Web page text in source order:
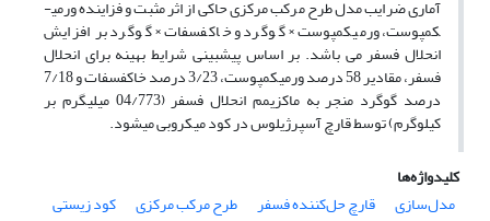
آماری ضرایب مدل طرح مرکب مرکزی حاکی از اثر مثبت و فزاینده ورمی­
کمپوست، ورمی­کمپوست × گوگرد و خاک­فسفات × گوگرد بر افزایش
انحلال فسفر می باشد. بر اساس پیش­بینی شرایط بهینه برای انحلال
فسفر، مقادیر 58 درصد ورمی­کمپوست، 3/23 درصد خاک­فسفات و 7/18
درصد گوگرد منجر به ماکزیمم انحلال فسفر (04/773 میلی­گرم بر
کیلوگرم) توسط قارچ آسپرژیلوس در کود میکروبی ­می­شود.
کلیدواژه‌ها
مدل‌سازی
قارچ حل‌کننده فسفر طرح مرکب مرکزی
کود زیستی